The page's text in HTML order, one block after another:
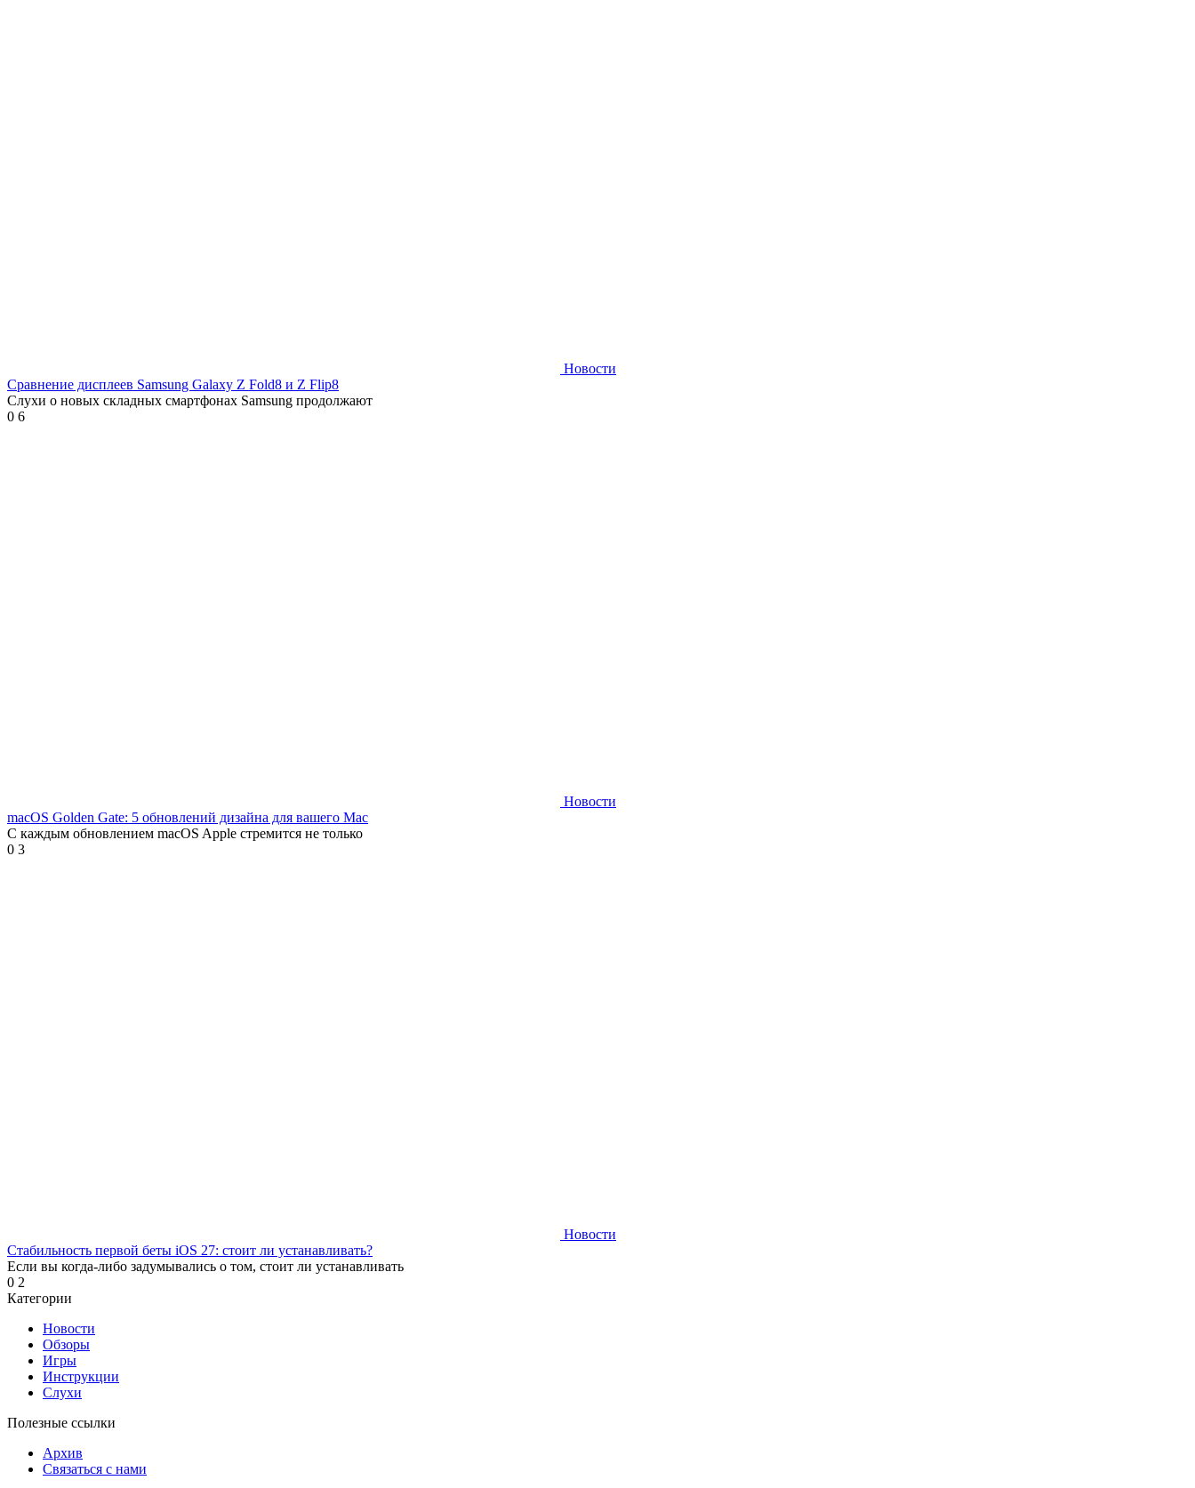
Новости
Сравнение дисплеев Samsung Galaxy Z Fold8 и Z Flip8
Слухи о новых складных смартфонах Samsung продолжают
0 6
Новости
macOS Golden Gate: 5 обновлений дизайна для вашего Mac
С каждым обновлением macOS Apple стремится не только
0 3
Новости
Стабильность первой беты iOS 27: стоит ли устанавливать?
Если вы когда-либо задумывались о том, стоит ли устанавливать
0 2
Категории
Новости
Обзоры
Игры
Инструкции
Слухи
Полезные ссылки
Архив
Связаться с нами